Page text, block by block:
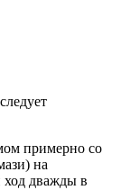
примерно со
на
ход дважды в